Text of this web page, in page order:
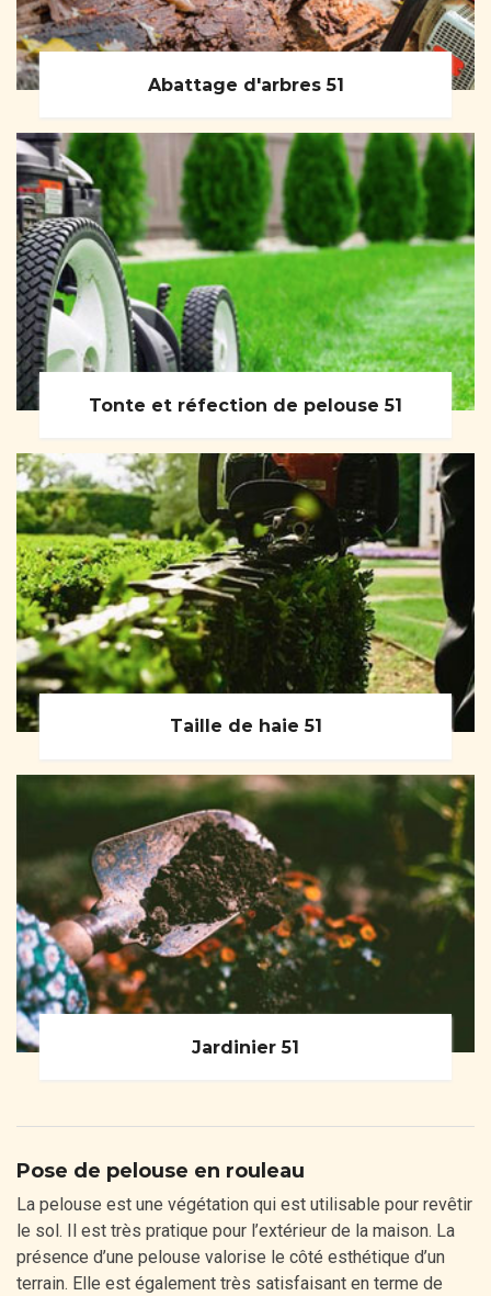
Abattage d'arbres 51
Tonte et réfection de pelouse 51
Taille de haie 51
Jardinier 51
Pose de pelouse en rouleau
La pelouse est une végétation qui est utilisable pour revêtir
le sol. Il est très pratique pour l’extérieur de la maison. La
présence d’une pelouse valorise le côté esthétique d’un
terrain. Elle est également très satisfaisant en terme de